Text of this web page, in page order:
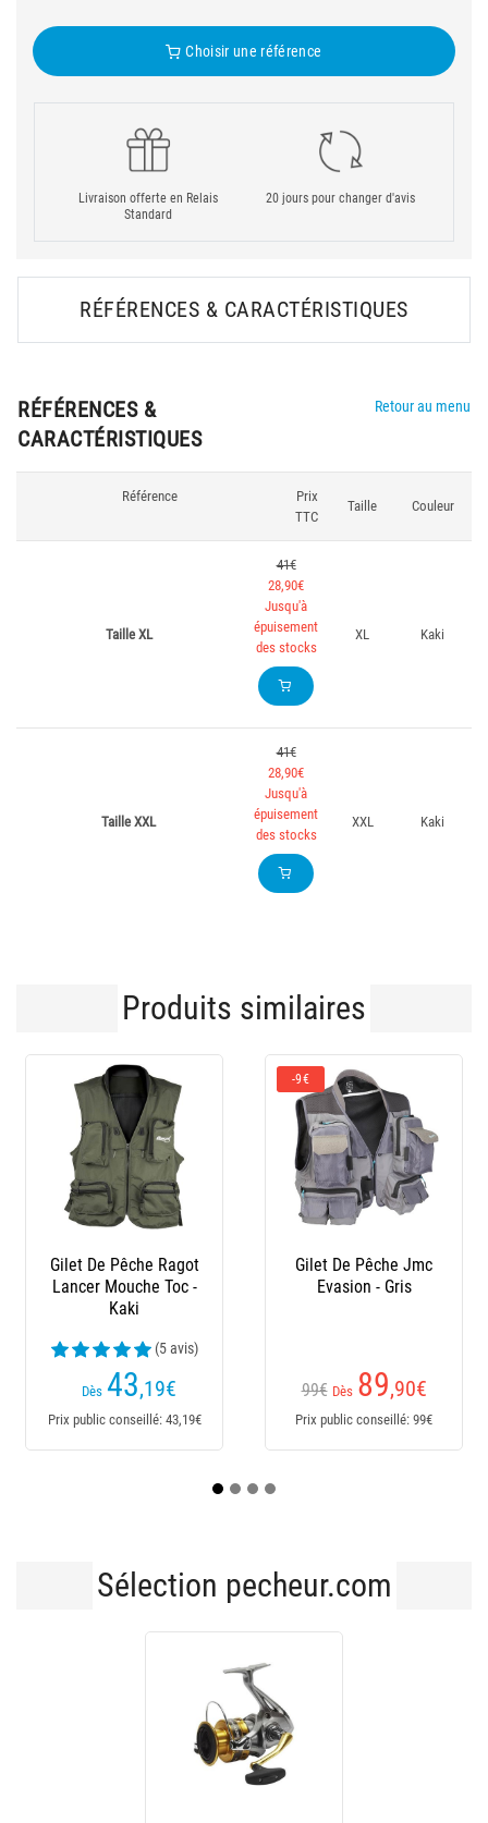
Choisir une référence
Livraison offerte en Relais
Standard
20 jours pour changer d'avis
RÉFÉRENCES & CARACTÉRISTIQUES
RÉFÉRENCES &
CARACTÉRISTIQUES
Retour au menu
Référence
Prix
TTC
Taille Couleur
Taille XL
41€
28,90€
Jusqu'à
épuisement
des stocks
XL Kaki
Taille XXL
41€
28,90€
Jusqu'à
épuisement
des stocks
XXL Kaki
Produits similaires
Gilet De Pêche Jmc
Evasion - Gris
89,90€
Prix public conseillé: 99€
Gilet De Peche Jmc
Diplomat V2 - Olive
Dès 38,90€
Prix public conseillé: 59,90€
Sélection pecheur.com